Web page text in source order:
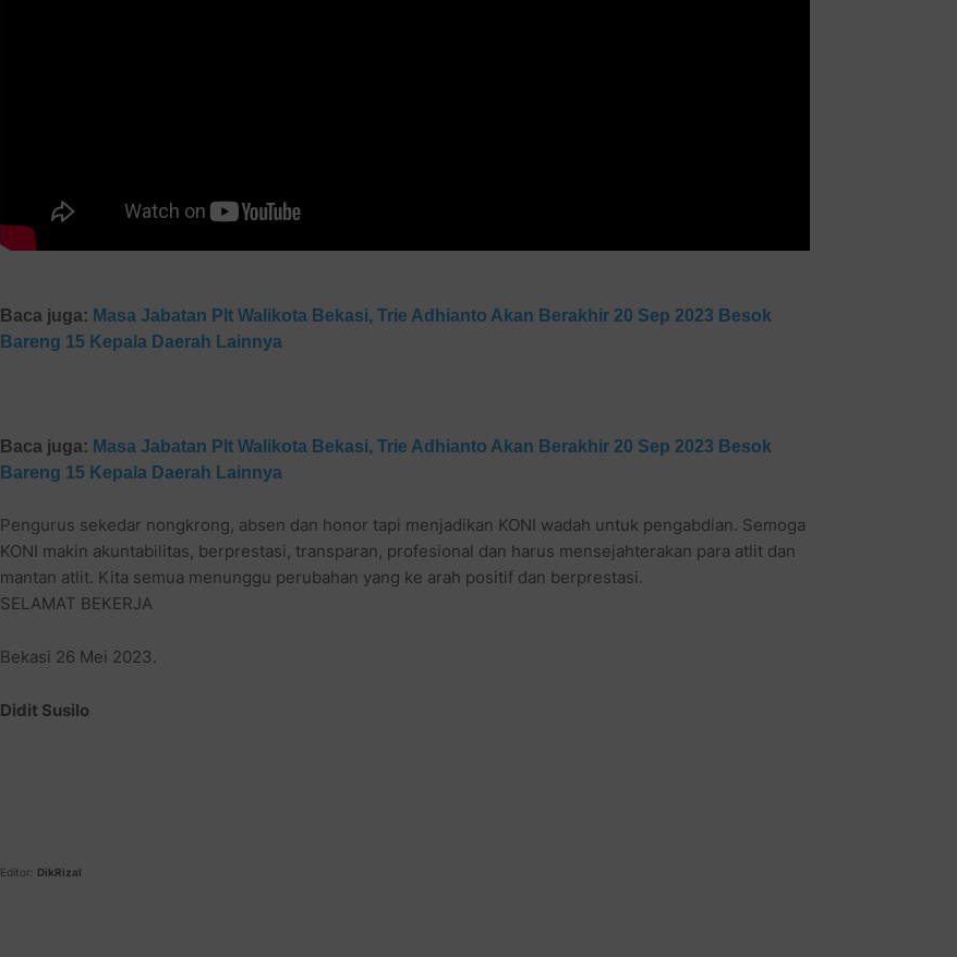
Baca juga: Masa Jabatan Plt Walikota Bekasi, Trie Adhianto Akan Berakhir 20 Sep 2023 Besok
Bareng 15 Kepala Daerah Lainnya
Baca juga: Masa Jabatan Plt Walikota Bekasi, Trie Adhianto Akan Berakhir 20 Sep 2023 Besok
Bareng 15 Kepala Daerah Lainnya
Pengurus sekedar nongkrong, absen dan honor tapi menjadikan KONI wadah untuk pengabdian. Semoga
KONI makin akuntabilitas, berprestasi, transparan, profesional dan harus mensejahterakan para atlit dan
mantan atlit. Kita semua menunggu perubahan yang ke arah positif dan berprestasi.
SELAMAT BEKERJA
Bekasi 26 Mei 2023.
Didit Susilo
Editor: DikRizal